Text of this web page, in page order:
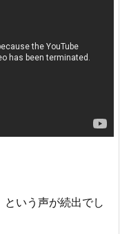
という声が続出でし